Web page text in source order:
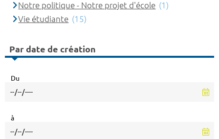
Notre politique - Notre projet d'école (1)
Vie étudiante (15)
Par date de création
Du
à